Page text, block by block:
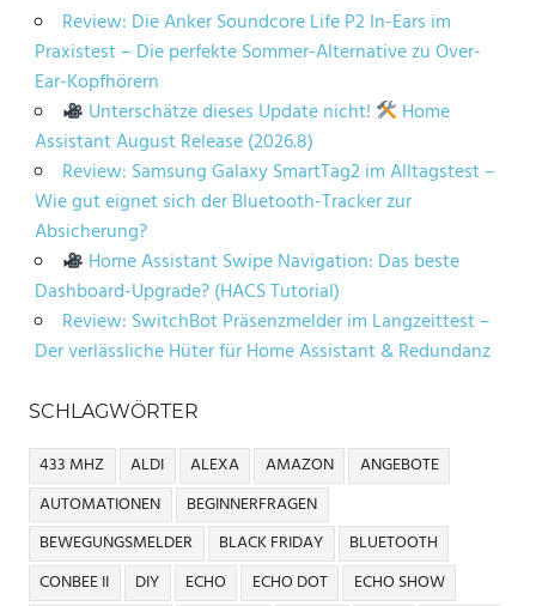
Review: Die Anker Soundcore Life P2 In-Ears im
Praxistest – Die perfekte Sommer-Alternative zu Over-
Ear-Kopfhörern
Unterschätze dieses Update nicht!
Home
Assistant August Release (2026.8)
Review: Samsung Galaxy SmartTag2 im Alltagstest –
Wie gut eignet sich der Bluetooth-Tracker zur
Absicherung?
Home Assistant Swipe Navigation: Das beste
Dashboard-Upgrade? (HACS Tutorial)
Review: SwitchBot Präsenzmelder im Langzeittest –
Der verlässliche Hüter für Home Assistant & Redundanz
SCHLAGWÖRTER
433 MHZ ALDI ALEXA AMAZON
ANGEBOTE
AUTOMATIONEN
BEGINNERFRAGEN
BEWEGUNGSMELDER
BLACK FRIDAY
BLUETOOTH
CONBEE II
DIY ECHO ECHO DOT
ECHO SHOW